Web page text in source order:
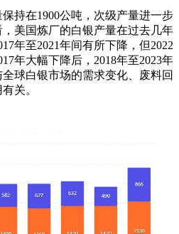
持在1900公吨，次级产量进一步
美国炼厂的白银产量在过去几年
年至2021年间有所下降，但2022
年大幅下降后，2018年至2023年
球白银市场的需求变化、废料回
关。